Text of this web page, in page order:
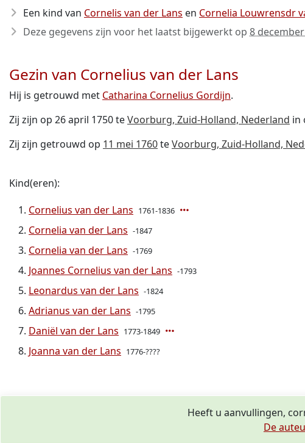
Een kind van Cornelis van der Lans en Cornelia Louwrensdr
Deze gegevens zijn voor het laatst bijgewerkt op 8
Gezin van Cornelius van der Lans
Hij is getrouwd met Catharina Cornelius Gordijn.
Zij zijn op 26 april 1750 teVoorburg, Zuid-Holland, Nederland in
Zij zijn getrouwd op 11 mei 1760teVoorburg, Zuid-Holland,
Kind(eren):
Cornelius van der Lans 1761-1836
Cornelia van der Lans -1847
Cornelia van der Lans -1769
Joannes Cornelius van der Lans -1793
Leonardus van der Lans -1824
Adrianus van der Lans -1795
Daniël van der Lans 1773-1849
Joanna van der Lans 1776-????
Heeft u aanvullingen,
De